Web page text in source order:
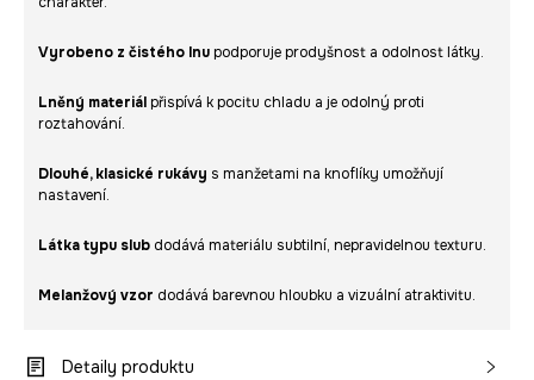
Vyrobeno z čistého lnu podporuje prodyšnost a odolnost látky.
Lněný materiál přispívá k pocitu chladu a je odolný proti
roztahování.
Dlouhé, klasické rukávy s manžetami na knoflíky umožňují
nastavení.
Látka typu slub dodává materiálu subtilní, nepravidelnou texturu.
Melanžový vzor dodává barevnou hloubku a vizuální atraktivitu.
Detaily produktu